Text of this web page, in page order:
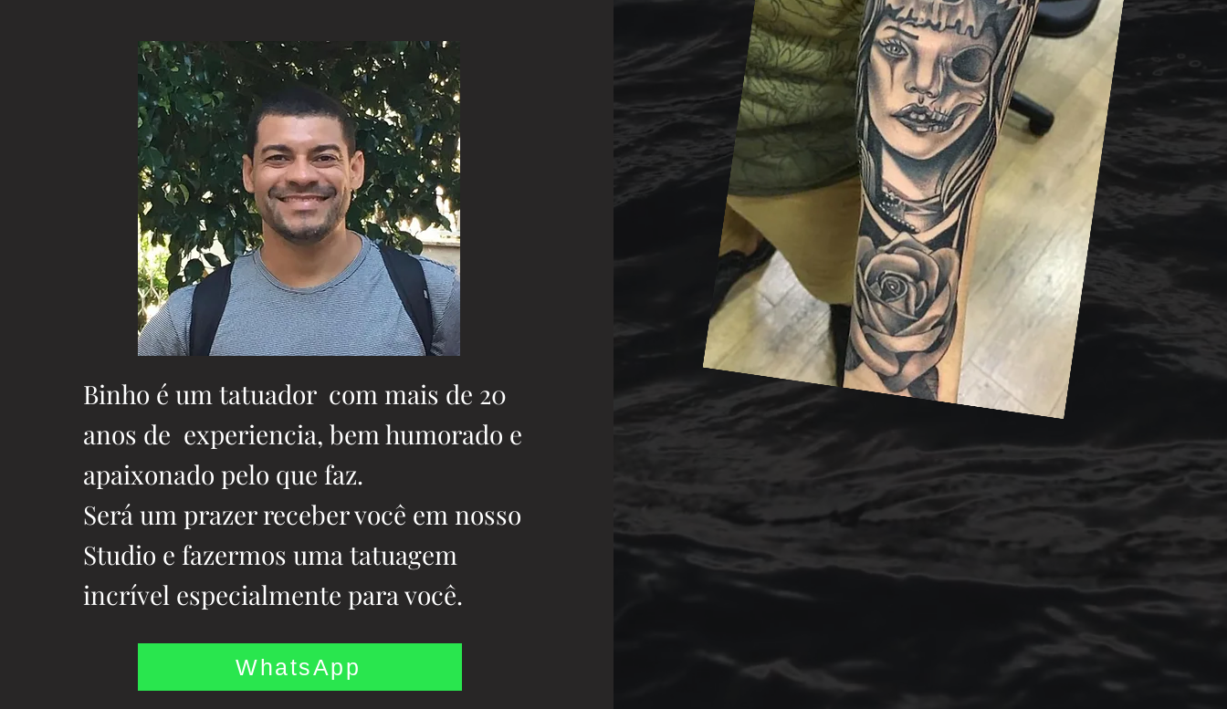
Binho é um tatuador com mais de 20
anos de experiencia, bem humorado e
apaixonado pelo que faz.
Será um prazer receber você em nosso
Studio e fazermos uma tatuagem
incrível especialmente para você.
WhatsApp